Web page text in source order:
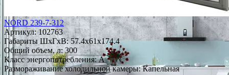
NORD 239-7-312
Артикул:102763
Габариты ШxГxВ: 57.4x61x174.4
Общий объем, л: 300
Класс энергопотребления: A
Размораживание холодильной камеры: Капельная